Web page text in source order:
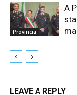
Provincia
A
LEAVE A REPLY